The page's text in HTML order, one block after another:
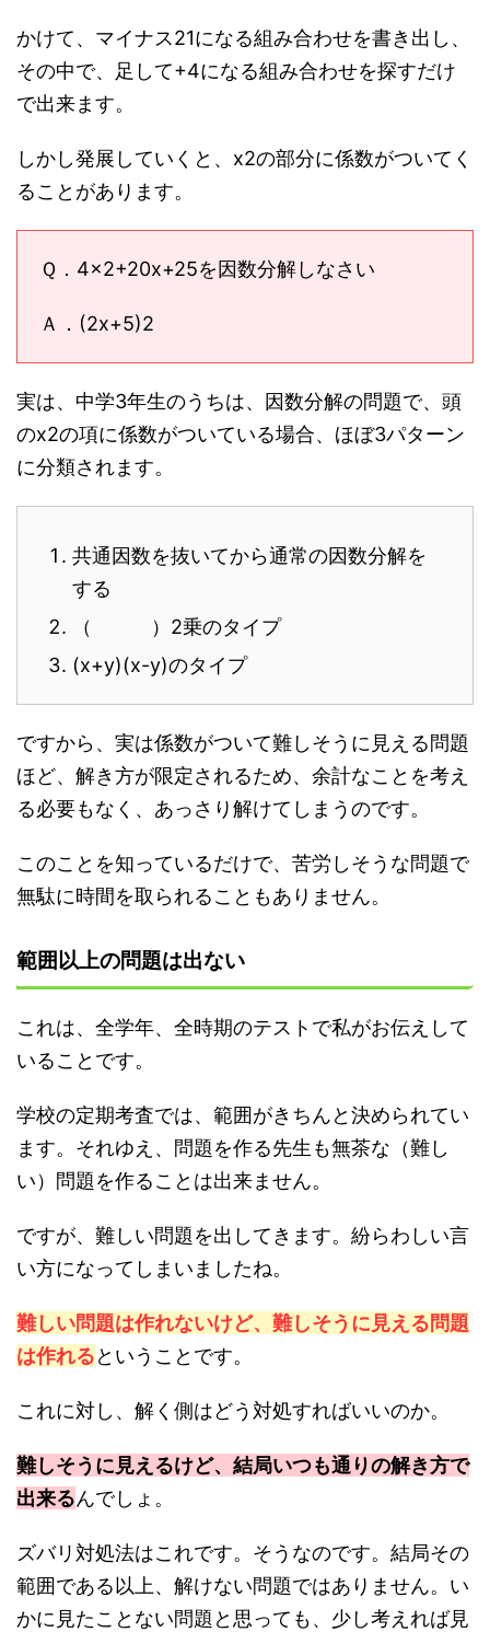
かけて、マイナス21になる組み合わせを書き出し、
その中で、足して+4になる組み合わせを探すだけ
で出来ます。
しかし発展していくと、x2の部分に係数がついてく
ることがあります。
Ｑ．4x2+20x+25を因数分解しなさい
Ａ．(2x+5)2
実は、中学3年生のうちは、因数分解の問題で、頭
のx2の項に係数がついている場合、ほぼ3パターン
に分類されます。
共通因数を抜いてから通常の因数分解を
する
（ ）2乗のタイプ
(x+y)(x-y)のタイプ
ですから、実は係数がついて難しそうに見える問題
ほど、解き方が限定されるため、余計なことを考え
る必要もなく、あっさり解けてしまうのです。
このことを知っているだけで、苦労しそうな問題で
無駄に時間を取られることもありません。
範囲以上の問題は出ない
これは、全学年、全時期のテストで私がお伝えして
いることです。
学校の定期考査では、範囲がきちんと決められてい
ます。それゆえ、問題を作る先生も無茶な（難し
い）問題を作ることは出来ません。
ですが、難しい問題を出してきます。紛らわしい言
い方になってしまいましたね。
難しい問題は作れないけど、難しそうに見える問題
は作れるということです。
これに対し、解く側はどう対処すればいいのか。
難しそうに見えるけど、結局いつも通りの解き方で
出来るんでしょ。
ズバリ対処法はこれです。そうなのです。結局その
範囲である以上、解けない問題ではありません。い
かに見たことない問題と思っても、少し考えれば見